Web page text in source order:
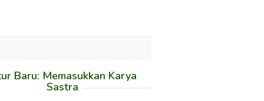
Baru: Memasukkan Karya
Sastra